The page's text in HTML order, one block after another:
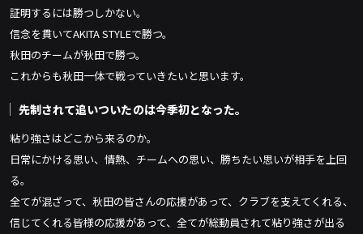
証明するには勝つしかない。
信念を貫いてAKITA STYLEで勝つ。
秋田のチームが秋田で勝つ。
これからも秋田一体で戦っていきたいと思います。
先制されて追いついたのは今季初となった。
粘り強さはどこから来るのか。
日常にかける思い、情熱、チームへの思い、勝ちたい思いが相手を上回
る。
全てが混ざって、秋田の皆さんの応援があって、クラブを支えてくれる、
信じてくれる皆様の応援があって、全てが総動員されて粘り強さが出る